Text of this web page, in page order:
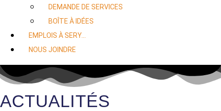
DEMANDE DE SERVICES
BOÎTE À IDÉES
EMPLOIS À SERY…
NOUS JOINDRE
ACTUALITÉS